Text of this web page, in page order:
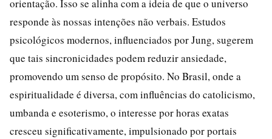
orientação. Isso se alinha com a ideia de que o universo
responde às nossas intenções não verbais. Estudos
psicológicos modernos, influenciados por Jung, sugerem
que tais sincronicidades podem reduzir ansiedade,
promovendo um senso de propósito. No Brasil, onde a
espiritualidade é diversa, com influências do catolicismo,
umbanda e esoterismo, o interesse por horas exatas
cresceu significativamente, impulsionado por portais